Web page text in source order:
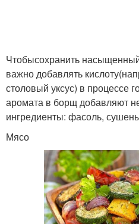
Чтобысохранить
важно добавлять
столовый уксус) в процессе
аромата в борщ добавляют
ингредиенты: фасоль,
Мясо